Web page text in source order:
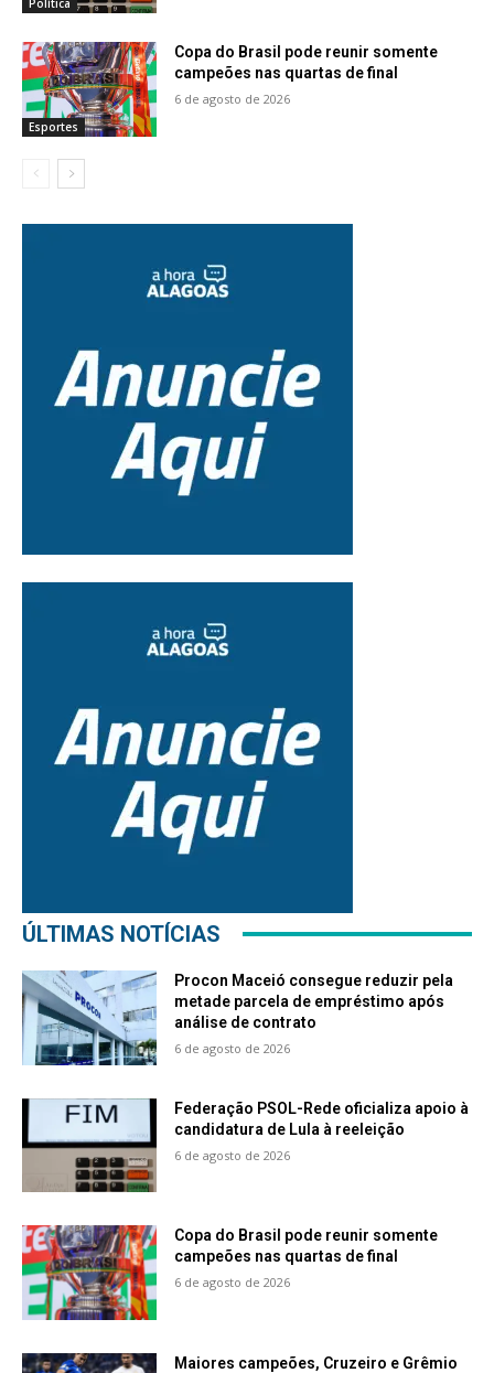
Política
Esportes
Copa do Brasil pode reunir somente
campeões nas quartas de final
6 de agosto de 2026
ÚLTIMAS NOTÍCIAS
Procon Maceió consegue reduzir pela
metade parcela de empréstimo após
análise de contrato
6 de agosto de 2026
Federação PSOL-Rede oficializa apoio à
candidatura de Lula à reeleição
6 de agosto de 2026
Copa do Brasil pode reunir somente
campeões nas quartas de final
6 de agosto de 2026
Maiores campeões, Cruzeiro e Grêmio